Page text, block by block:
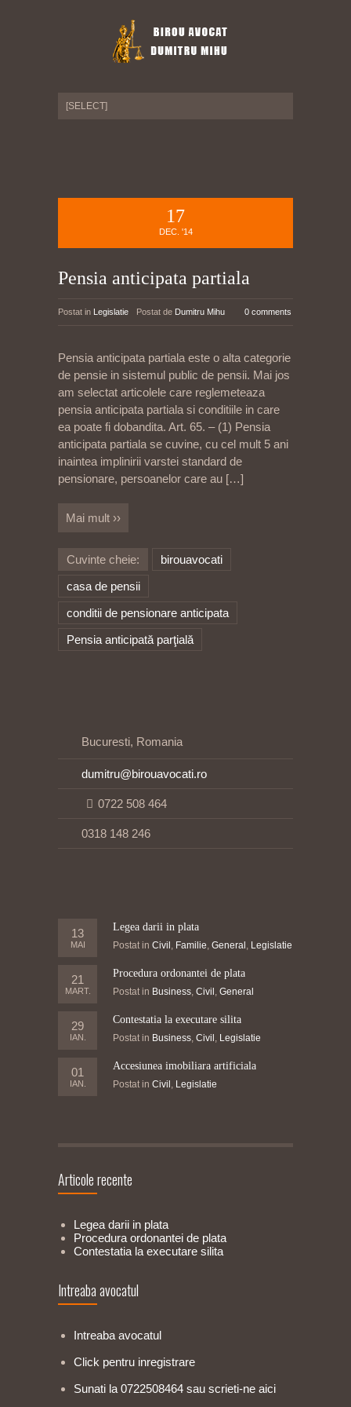
17
DEC. '14
Pensia anticipata partiala
Postat in Legislatie Postat de Dumitru Mihu 0 comments
Pensia anticipata partiala este o alta categorie
de pensie in sistemul public de pensii. Mai jos
am selectat articolele care reglemeteaza
pensia anticipata partiala si conditiile in care
ea poate fi dobandita. Art. 65. – (1) Pensia
anticipata partiala se cuvine, cu cel mult 5 ani
inaintea implinirii varstei standard de
pensionare, persoanelor care au […]
Mai mult ››
Cuvinte cheie:
birouavocati
casa de pensii
conditii de pensionare anticipata
Pensia anticipată parţială
Bucuresti, Romania
dumitru@birouavocati.ro
0722 508 464
0318 148 246
13
MAI
Legea darii in plata
Postat in Civil , Familie, General , Legislatie
21
MART.
Procedura ordonantei de plata
Postat in Business, Civil , General
29
IAN.
Contestatia la executare silita
Postat in Business, Civil , Legislatie
01
IAN.
Accesiunea imobiliara artificiala
Postat in Civil , Legislatie
Articole recente
Legea darii in plata
Procedura ordonantei de plata
Contestatia la executare silita
Intreaba avocatul
Intreaba avocatul
Click pentru inregistrare
Sunati la 0722508464 sau scrieti-ne aici